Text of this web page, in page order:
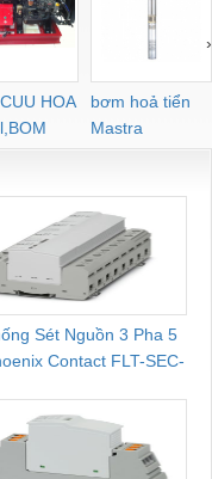
HOA
CHAY
bơm hoả tiển
Mastra
›
Sét Nguồn 3 Pha 5
Contact FLT-SEC-